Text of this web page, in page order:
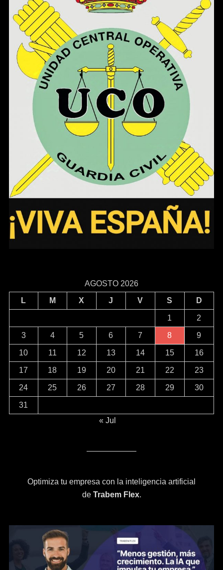
AGOSTO 2026
L
M X J V S D
1 2
3 4 5 6 7 8 9
10 11 12 13 14 15 16
17 18 19 20 21 22 23
24 25 26 27 28 29 30
31
« Jul
Optimiza tu empresa con la inteligencia artificial
de Trabem Flex.